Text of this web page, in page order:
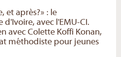
et après?» : le
avec l'EMU-CI.
avec Colette Koffi Konan,
méthodiste pour jeunes